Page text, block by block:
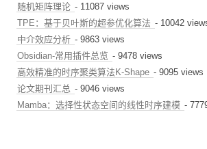
随机矩阵理论 - 11087 views
TPE：基于贝叶斯的超参优化算法 - 10042
中介效应分析 - 9863 views
Obsidian-常用插件总览 - 9478 views
高效精准的时序聚类算法K-Shape - 9095 views
论文期刊汇总 - 9046 views
Mamba：选择性状态空间的线性时序建模 -